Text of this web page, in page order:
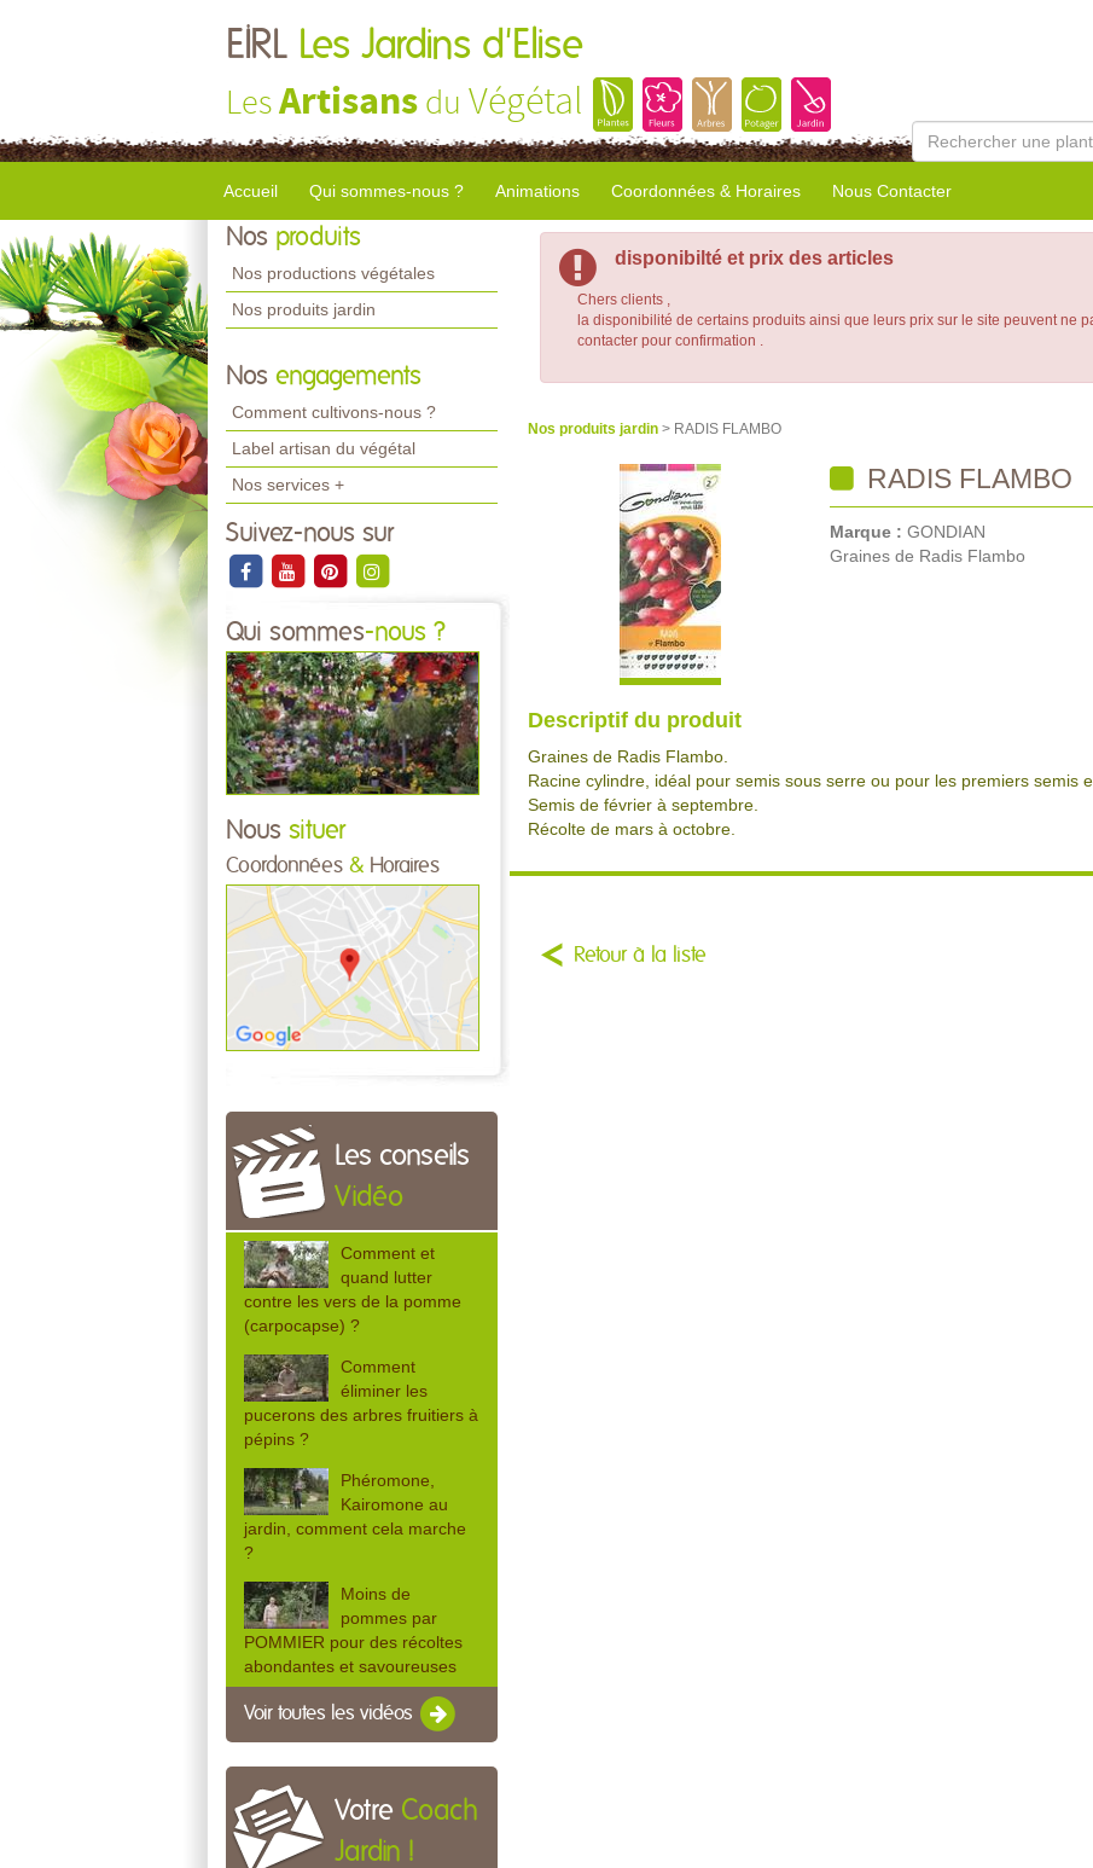
EIRL Les Jardins d'Elise
LesArtisans du Végétal
Accueil Qui sommes-nous ? Animations Coordonnées & Horaires Nous Contacter
Nos produits
Nos productions végétales
Nos produits jardin
Nos engagements
Comment cultivons-nous ?
Label artisan du végétal
Nos services +
Suivez-nous sur
Qui sommes-nous ?
Nous situer
Coordonnées & Horaires
Les conseils
Vidéo
Comment et
quand lutter
contre les vers de la pomme
(carpocapse) ?
Comment
éliminer les
pucerons des arbres fruitiers à
pépins ?
Phéromone,
Kairomone au
jardin, comment cela marche
?
Moins de
pommes par
POMMIER pour des récoltes
abondantes et savoureuses
Voir toutes les vidéos
Votre Coach
Jardin !
disponibilté et prix des articles
Chers clients ,
la disponibilité de certains produits ainsi que leurs prix sur le site peuvent ne
contacter pour confirmation .
Nos produits jardin > RADIS FLAMBO
RADIS FLAMBO
Marque : GONDIAN
Graines de Radis Flambo
Descriptif du produit
Graines de Radis Flambo.
Racine cylindre, idéal pour semis sous serre ou pour les premiers semis
Semis de février à septembre.
Récolte de mars à octobre.
Retour à la liste